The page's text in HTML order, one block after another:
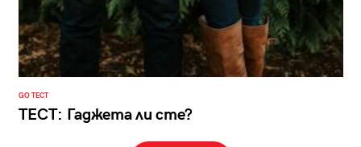
GO ТЕСТ
ТЕСТ: Гаджета ли сте?